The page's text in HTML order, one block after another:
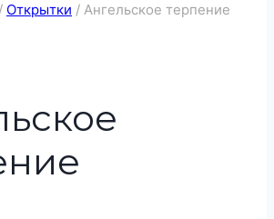
/ Открытки / Ангельское терпение